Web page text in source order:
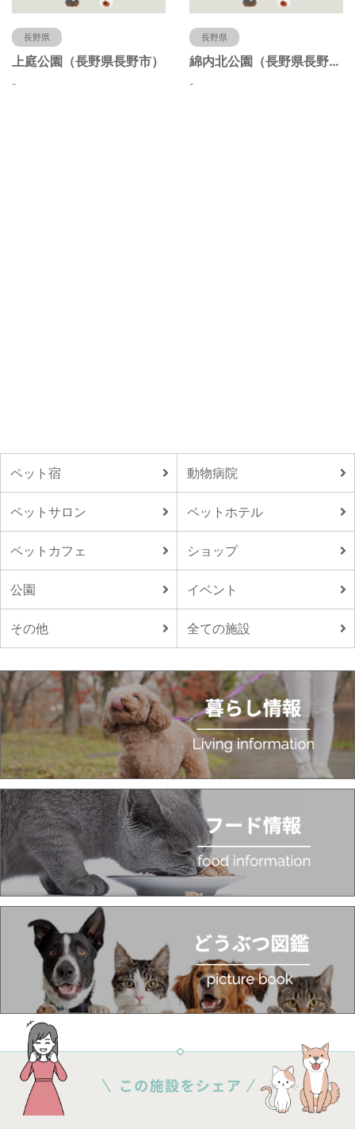
長野県
上庭公園（長野県長野市）
-
長野県
綿内北公園（長野県長野市）
-
ペット宿 動物病院
ペットサロン ペットホテル
ペットカフェ ショップ
公園 イベント
その他 全ての施設